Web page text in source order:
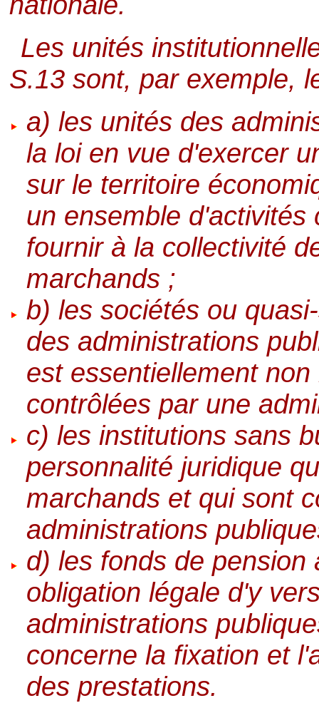
Les unités
S.13 sont, par exemple,
a) les unités des
la loi en vue d'exercer
sur le territoire
un ensemble
fournir à la collectivité
marchands ;
b) les sociétés ou
des administrations
est essentiellement
contrôlées par une
c) les institutions sans
personnalité juridique
marchands et qui sont
administrations
d) les fonds de
obligation légale d'y
administrations
concerne la fixation et
des prestations.